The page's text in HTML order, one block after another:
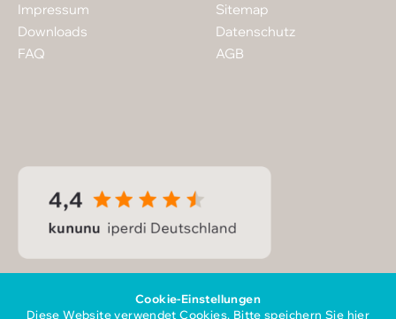
Cookie-Einstellungen
Diese Website verwendet Cookies. Bitte speichern Sie hier
Impressum
Downloads
FAQ
Sitemap
Datenschutz
AGB